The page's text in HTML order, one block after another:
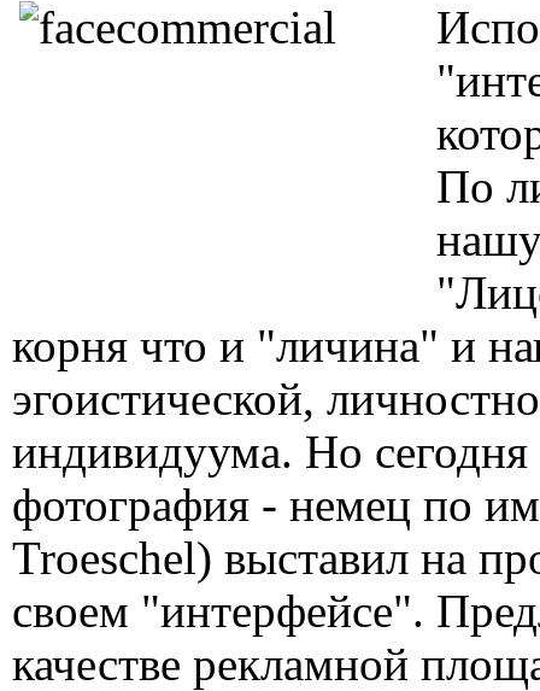
По
корня что и "личина" и
эгоистической,
индивидуума. Но сегодня
фотография - немец по
Troeschel) выставил на
своем "интерфейсе".
качестве рекламной